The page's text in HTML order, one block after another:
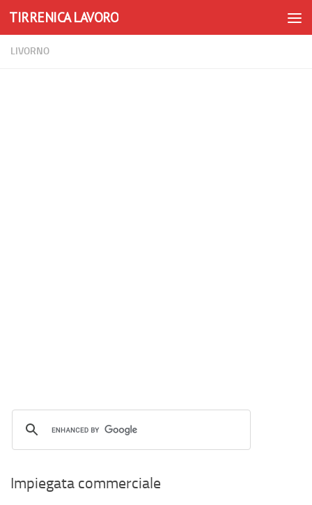
Skip to content
TIRRENICA LAVORO
LIVORNO
Impiegata commerciale